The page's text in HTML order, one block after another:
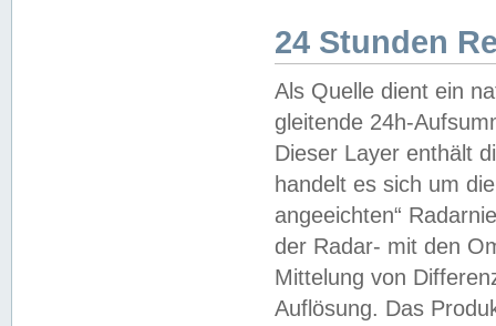
24 Stunden
Als Quelle dient ein
gleitende 24h-
Dieser Layer enthält
handelt es sich um
angeeichten“
der Radar- mit den
Mittelung von
Auflösung. Das